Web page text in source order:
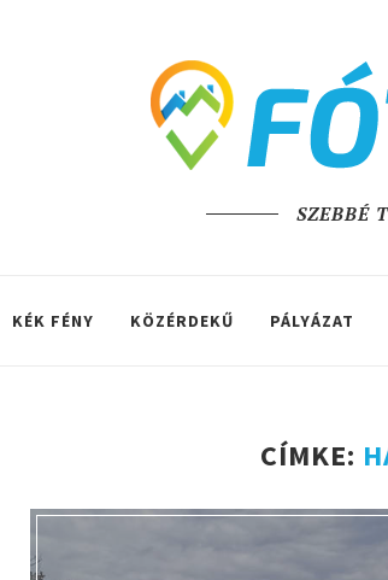
SZEBBÉ
KÉK FÉNY KÖZÉRDEKŰ PÁLYÁZAT
CÍMKE: